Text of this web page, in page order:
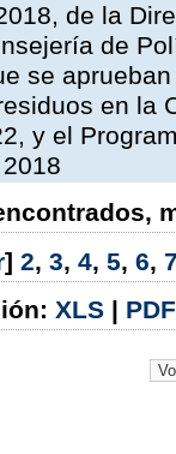
de la
de
se
en la
y el
] 2, 3, 4, 5, 6,
XLS | PDF